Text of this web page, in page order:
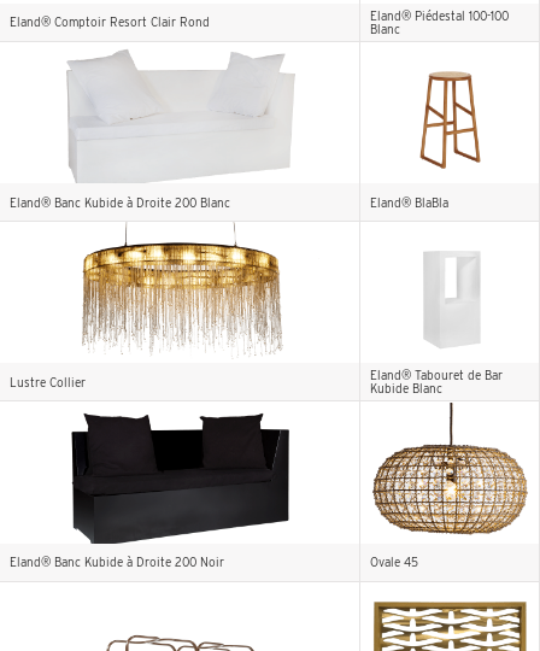
Eland® Comptoir Resort Clair Rond
Eland® Banc Kubide à Droite 200 Blanc
Lustre Collier
Eland® Banc Kubide à Droite 200 Noir
Eland® Piédestal 100-100
Blanc
Eland® BlaBla
Eland® Tabouret de Bar
Kubide Blanc
Ovale 45